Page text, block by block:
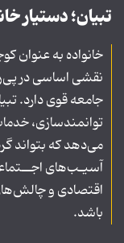
تبیان؛ دستیار
خانواده به عنوان
نقشی اساسی در
جامعه قوی دارد.
توانمندسازی،
می‌دهد که بتواند
آسیـب‌های
اقتصادی و
باشد.